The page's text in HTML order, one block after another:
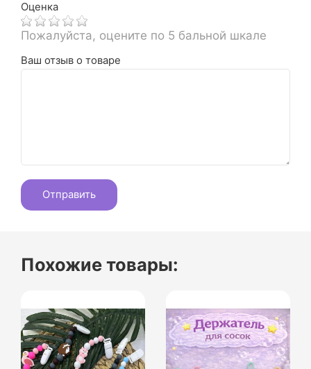
Оценка
Пожалуйста, оцените по 5 бальной шкале
Ваш отзыв о товаре
Похожие товары: